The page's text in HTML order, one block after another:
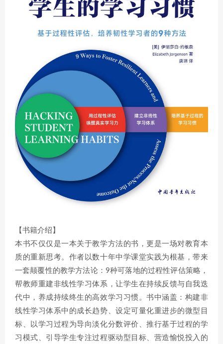
【书籍介绍】
本书不仅仅是一本关于教学方法的书，更是一场对教育本
质的重新思考。作者以数十年中学课堂实践为根基，带来
一套颠覆性的教学方法论：9种可落地的过程性评估策略，
帮教师重建非线性学习体系，让学生在持续反馈与自我迭
代中，养成持续终生的高效学习习惯。书中涵盖：构建非
线性学习体系中的成长趋势、设定可量化重进步的微型目
标、以学习过程为导向淡化分数评价、推行基于过程的学
习模式、引导学生专注过程驱动型目标、营造愉悦投入的